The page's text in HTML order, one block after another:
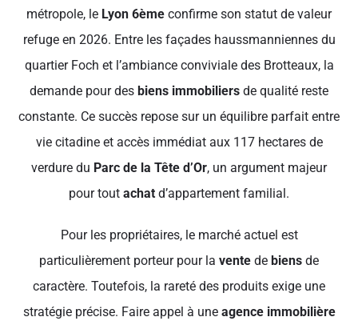
métropole, le Lyon 6ème confirme son statut de valeur
refuge en 2026. Entre les façades haussmanniennes du
quartier Foch et l’ambiance conviviale des Brotteaux, la
demande pour des biens immobiliers de qualité reste
constante. Ce succès repose sur un équilibre parfait entre
vie citadine et accès immédiat aux 117 hectares de
verdure du Parc de la Tête d’Or, un argument majeur
pour tout achat d’appartement familial.
Pour les propriétaires, le marché actuel est
particulièrement porteur pour la vente de biens de
caractère. Toutefois, la rareté des produits exige une
stratégie précise. Faire appel à une agence immobilière